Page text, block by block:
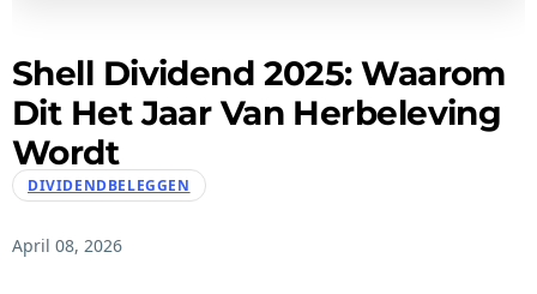
Shell Dividend 2025: Waarom
Dit Het Jaar Van Herbeleving
Wordt
DIVIDENDBELEGGEN
April 08, 2026